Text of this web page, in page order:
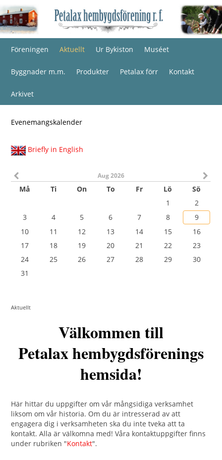
Föreningen Aktuellt Ur Bykiston Muséet
Byggnader m.m. Produkter Petalax förr Kontakt
Arkivet
Evenemangskalender
Briefly in English
Aug 2026
Må Ti On To Fr Lö
Sö
1
2
3
4 5 6 7 8
9
10
11 12 13 14 15
16
17
18 19 20 21 22
23
24
25 26 27 28 29
30
31
Aktuellt
Välkommen till
Petalax hembygdsförenings
hemsida!
Här hittar du uppgifter om vår mångsidiga verksamhet
liksom om vår historia. Om du är intresserad av att
engagera dig i verksamheten ska du inte tveka att ta
kontakt. Alla är välkomna med! Våra kontaktuppgifter finns
under rubriken "Kontakt".